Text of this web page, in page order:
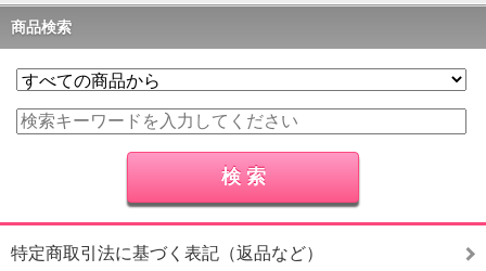
商品検索
特定商取引法に基づく表記（返品など）